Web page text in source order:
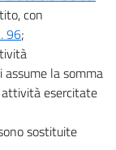
con
96;
assume la somma
attività esercitate
sostituite